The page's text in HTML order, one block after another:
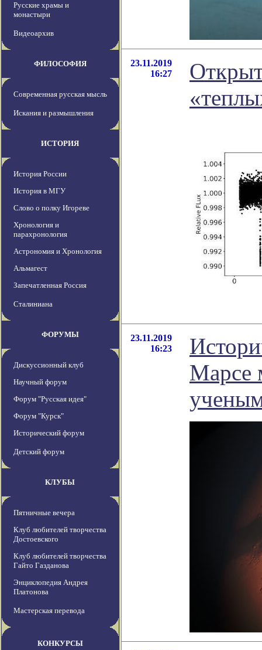
Русские храмы и
монастыри
Видеоархив
ФИЛОСОФИЯ
Современная русская мысль
Искания и размышления
ИСТОРИЯ
История России
История в МГУ
Слово о полку Игореве
Хронология и
парахронология
Астрономия и Хронология
Альмагест
Запечатленная Россия
Сталиниана
ФОРУМЫ
Дискуссионный клуб
Научный форум
Форум "Русская идея"
Форум "Курск"
Исторический форум
Детский форум
КЛУБЫ
Пятничные вечера
Клуб любителей творчества
Достоевского
Клуб любителей творчества
Гайто Газданова
Энциклопедия Андрея
Платонова
Мастерская перевода
КОНКУРСЫ
23.11.2019
16:27
23.11.2019
16:23
Марсе